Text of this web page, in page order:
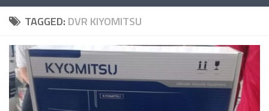
TAGGED: DVR KIYOMITSU